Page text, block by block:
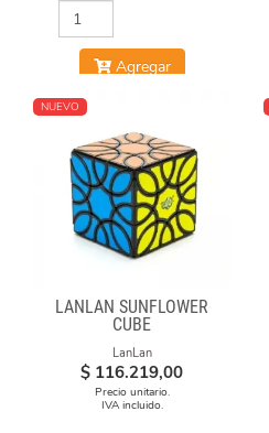
Agregar
NUEVO
LANLAN SUNFLOWER
CUBE
LanLan
$ 116.219,00
Precio unitario.
IVA incluido.